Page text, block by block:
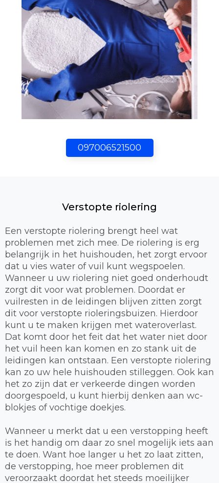
097006521500
Verstopte riolering
Een verstopte riolering brengt heel wat
problemen met zich mee. De riolering is erg
belangrijk in het huishouden, het zorgt ervoor
dat u vies water of vuil kunt wegspoelen.
Wanneer u uw riolering niet goed onderhoudt
zorgt dit voor wat problemen. Doordat er
vuilresten in de leidingen blijven zitten zorgt
dit voor verstopte rioleringsbuizen. Hierdoor
kunt u te maken krijgen met wateroverlast.
Dat komt door het feit dat het water niet door
het vuil heen kan komen en zo stank uit de
leidingen kan ontstaan. Een verstopte riolering
kan zo uw hele huishouden stilleggen. Ook kan
het zo zijn dat er verkeerde dingen worden
doorgespoeld, u kunt hierbij denken aan wc-
blokjes of vochtige doekjes.
Wanneer u merkt dat u een verstopping heeft
is het handig om daar zo snel mogelijk iets aan
te doen. Want hoe langer u het zo laat zitten,
de verstopping, hoe meer problemen dit
veroorzaakt doordat het steeds moeilijker